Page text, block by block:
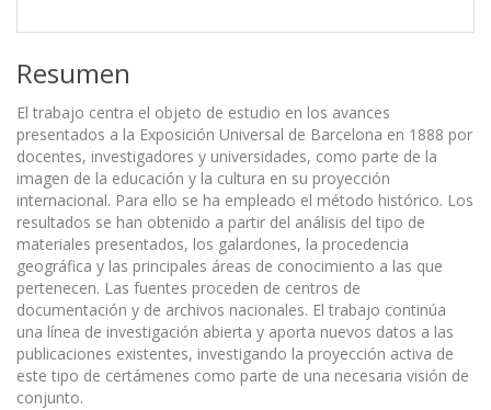
Resumen
El trabajo centra el objeto de estudio en los avances
presentados a la Exposición Universal de Barcelona en 1888 por
docentes, investigadores y universidades, como parte de la
imagen de la educación y la cultura en su proyección
internacional. Para ello se ha empleado el método histórico. Los
resultados se han obtenido a partir del análisis del tipo de
materiales presentados, los galardones, la procedencia
geográfica y las principales áreas de conocimiento a las que
pertenecen. Las fuentes proceden de centros de
documentación y de archivos nacionales. El trabajo continúa
una línea de investigación abierta y aporta nuevos datos a las
publicaciones existentes, investigando la proyección activa de
este tipo de certámenes como parte de una necesaria visión de
conjunto.